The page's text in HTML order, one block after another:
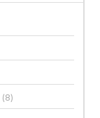
(8)